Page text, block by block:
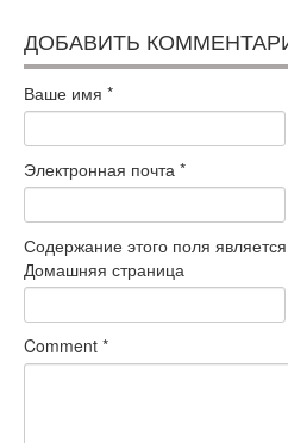
ДОБАВИТЬ
Ваше имя *
Электронная почта *
Содержание этого поля
Домашняя страница
Comment *